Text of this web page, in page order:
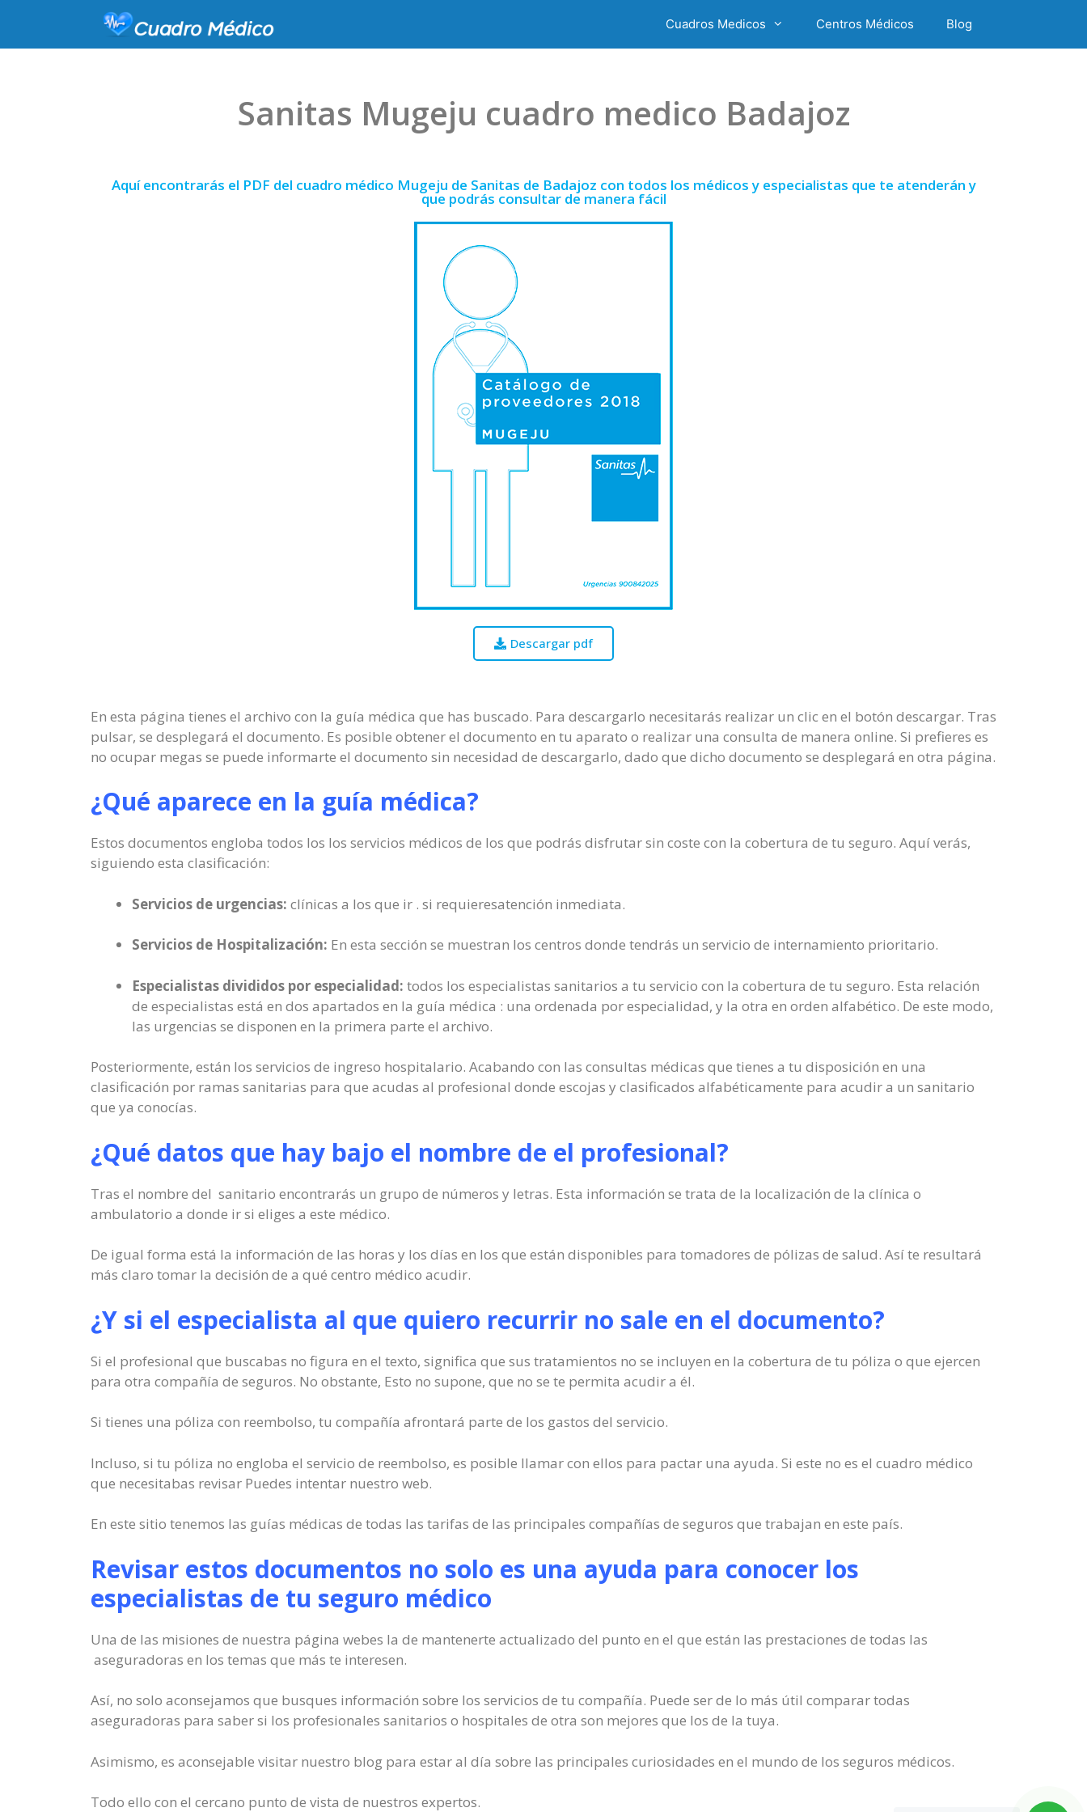
Cuadros Medicos Centros Médicos Blog
Sanitas Mugeju cuadro medico Badajoz
Aquí encontrarás el PDF del cuadro médico Mugeju de Sanitas de Badajoz con todos los médicos y especialistas que te atenderán y
que podrás consultar de manera fácil
Descargar pdf
En esta página tienes el archivo con la guía médica que has buscado. Para descargarlo necesitarás realizar un clic en el botón descargar. Tras
pulsar, se desplegará el documento. Es posible obtener el documento en tu aparato o realizar una consulta de manera online. Si prefieres es
no ocupar megas se puede informarte el documento sin necesidad de descargarlo, dado que dicho documento se desplegará en otra página.
¿Qué aparece en la guía médica?
Estos documentos engloba todos los los servicios médicos de los que podrás disfrutar sin coste con la cobertura de tu seguro. Aquí verás,
siguiendo esta clasificación:
Servicios de urgencias: clínicas a los que ir . si requieresatención inmediata.
Servicios de Hospitalización: En esta sección se muestran los centros donde tendrás un servicio de internamiento prioritario.
Especialistas divididos por especialidad: todos los especialistas sanitarios a tu servicio con la cobertura de tu seguro. Esta relación
de especialistas está en dos apartados en la guía médica : una ordenada por especialidad, y la otra en orden alfabético. De este modo,
las urgencias se disponen en la primera parte el archivo.
Posteriormente, están los servicios de ingreso hospitalario. Acabando con las consultas médicas que tienes a tu disposición en una
clasificación por ramas sanitarias para que acudas al profesional donde escojas y clasificados alfabéticamente para acudir a un sanitario
que ya conocías.
¿Qué datos que hay bajo el nombre de el profesional?
Tras el nombre del sanitario encontrarás un grupo de números y letras. Esta información se trata de la localización de la clínica o
ambulatorio a donde ir si eliges a este médico.
De igual forma está la información de las horas y los días en los que están disponibles para tomadores de pólizas de salud. Así te resultará
más claro tomar la decisión de a qué centro médico acudir.
¿Y si el especialista al que quiero recurrir no sale en el documento?
Si el profesional que buscabas no figura en el texto, significa que sus tratamientos no se incluyen en la cobertura de tu póliza o que ejercen
para otra compañía de seguros. No obstante, Esto no supone, que no se te permita acudir a él.
Si tienes una póliza con reembolso, tu compañía afrontará parte de los gastos del servicio.
Incluso, si tu póliza no engloba el servicio de reembolso, es posible llamar con ellos para pactar una ayuda. Si este no es el cuadro médico
que necesitabas revisar Puedes intentar nuestro web.
En este sitio tenemos las guías médicas de todas las tarifas de las principales compañías de seguros que trabajan en este país.
Revisar estos documentos no solo es una ayuda para conocer los
especialistas de tu seguro médico
Una de las misiones de nuestra página webes la de mantenerte actualizado del punto en el que están las prestaciones de todas las
aseguradoras en los temas que más te interesen.
Así, no solo aconsejamos que busques información sobre los servicios de tu compañía. Puede ser de lo más útil comparar todas
aseguradoras para saber si los profesionales sanitarios o hospitales de otra son mejores que los de la tuya.
Asimismo, es aconsejable visitar nuestro blog para estar al día sobre las principales curiosidades en el mundo de los seguros médicos.
Todo ello con el cercano punto de vista de nuestros expertos.